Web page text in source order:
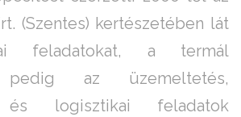
(Szentes) kertészetében lát
feladatokat, a termál
pedig az üzemeltetés,
és logisztikai feladatok